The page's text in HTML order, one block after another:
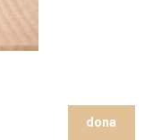
dona